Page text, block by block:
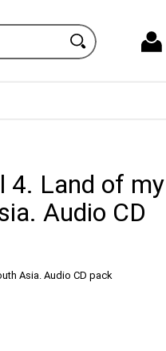
4. Land of my
Audio CD